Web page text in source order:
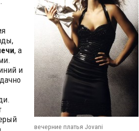
вечерние платья Jovani
, а
и